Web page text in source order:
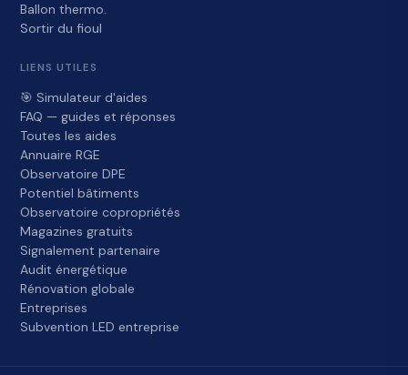
Ballon thermo.
Sortir du fioul
LIENS UTILES
🎯 Simulateur d'aides
FAQ — guides et réponses
Toutes les aides
Annuaire RGE
Observatoire DPE
Potentiel bâtiments
Observatoire copropriétés
Magazines gratuits
Signalement partenaire
Audit énergétique
Rénovation globale
Entreprises
Subvention LED entreprise